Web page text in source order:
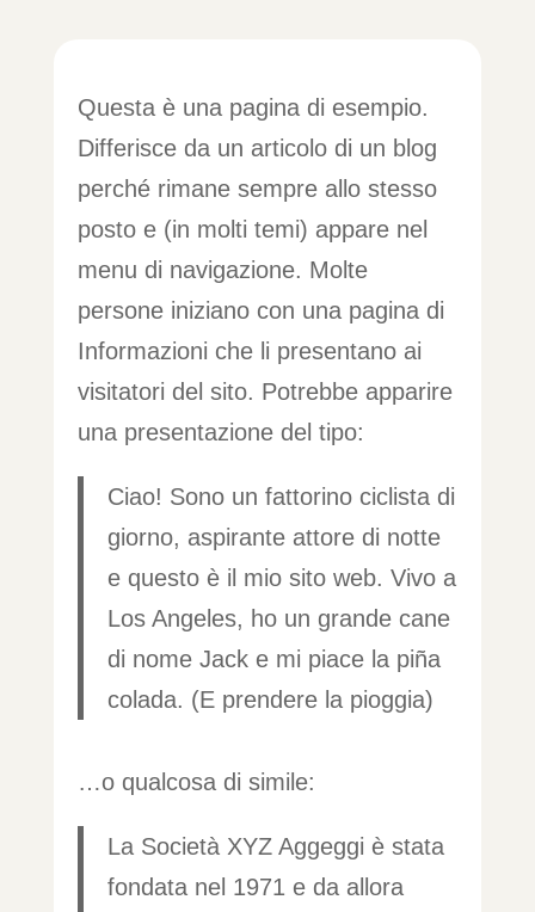
Questa è una pagina di esempio.
Differisce da un articolo di un blog
perché rimane sempre allo stesso
posto e (in molti temi) appare nel
menu di navigazione. Molte
persone iniziano con una pagina di
Informazioni che li presentano ai
visitatori del sito. Potrebbe apparire
una presentazione del tipo:
Ciao! Sono un fattorino ciclista di
giorno, aspirante attore di notte
e questo è il mio sito web. Vivo a
Los Angeles, ho un grande cane
di nome Jack e mi piace la piña
colada. (E prendere la pioggia)
…o qualcosa di simile:
La Società XYZ Aggeggi è stata
fondata nel 1971 e da allora